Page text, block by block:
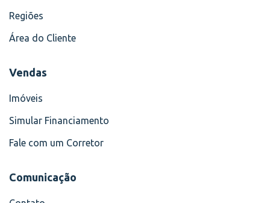
Regiões
Área do Cliente
Vendas
Imóveis
Simular Financiamento
Fale com um Corretor
Comunicação